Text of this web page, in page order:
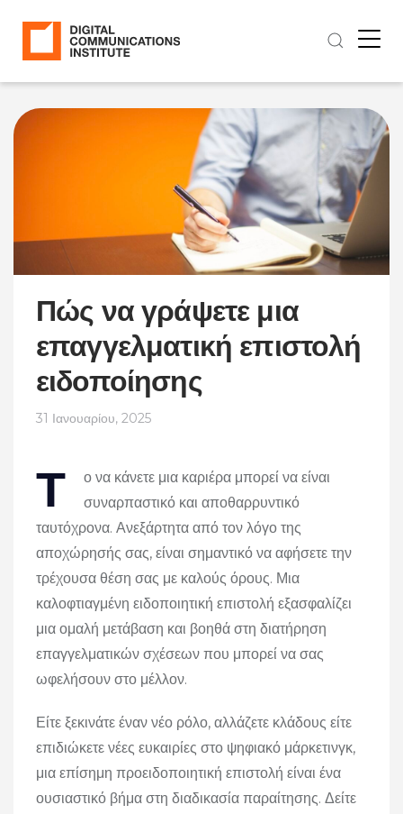
Πώς να γράψετε μια
επαγγελματική επιστολή
ειδοποίησης
31 Ιανουαρίου, 2025
Τ
ο να κάνετε μια καριέρα μπορεί να είναι
συναρπαστικό και αποθαρρυντικό
ταυτόχρονα. Ανεξάρτητα από τον λόγο της
αποχώρησής σας, είναι σημαντικό να αφήσετε την
τρέχουσα θέση σας με καλούς όρους. Μια
καλοφτιαγμένη ειδοποιητική επιστολή εξασφαλίζει
μια ομαλή μετάβαση και βοηθά στη διατήρηση
επαγγελματικών σχέσεων που μπορεί να σας
ωφελήσουν στο μέλλον.
Είτε ξεκινάτε έναν νέο ρόλο, αλλάζετε κλάδους είτε
επιδιώκετε νέες ευκαιρίες στο ψηφιακό μάρκετινγκ,
μια επίσημη προειδοποιητική επιστολή είναι ένα
ουσιαστικό βήμα στη διαδικασία παραίτησης. Δείτε